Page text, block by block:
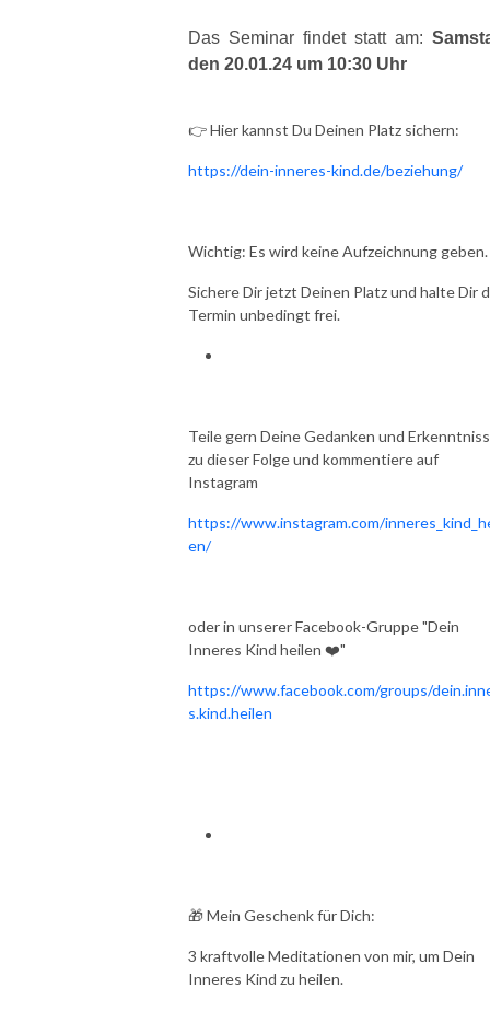
Das Seminar findet statt am:
den 20.01.24 um 10:30 Uhr
👉 Hier kannst Du Deinen Platz sichern:
https://dein-inneres-kind.de/beziehung/
Wichtig: Es wird keine Aufzeichnung geben.
Sichere Dir jetzt Deinen Platz und halte Dir
Termin unbedingt frei.
Teile gern Deine Gedanken und
zu dieser Folge und kommentiere auf
Instagram
https://www.instagram.com/
en/
oder in unserer Facebook-Gruppe "Dein
Inneres Kind heilen ❤️"
https://www.facebook.com/groups/
s.kind.heilen
🎁 Mein Geschenk für Dich:
3 kraftvolle Meditationen von mir, um Dein
Inneres Kind zu heilen.